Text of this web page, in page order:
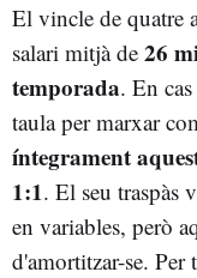
El vincle de quatre
salari mitjà de 26
temporada. En
taula per marxar
íntegrament
1:1. El seu traspàs
en variables, però
d'amortitzar-se.